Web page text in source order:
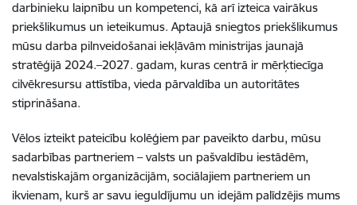
darbinieku laipnību un kompetenci, kā arī izteica vairākus
priekšlikumus un ieteikumus. Aptaujā sniegtos priekšlikumus
mūsu darba pilnveidošanai iekļāvām ministrijas jaunajā
stratēģijā 2024.–2027. gadam, kuras centrā ir mērķtiecīga
cilvēkresursu attīstība, vieda pārvaldība un autoritātes
stiprināšana.
Vēlos izteikt pateicību kolēģiem par paveikto darbu, mūsu
sadarbības partneriem – valsts un pašvaldību iestādēm,
nevalstiskajām organizācijām, sociālajiem partneriem un
ikvienam, kurš ar savu ieguldījumu un idejām palīdzējis mums